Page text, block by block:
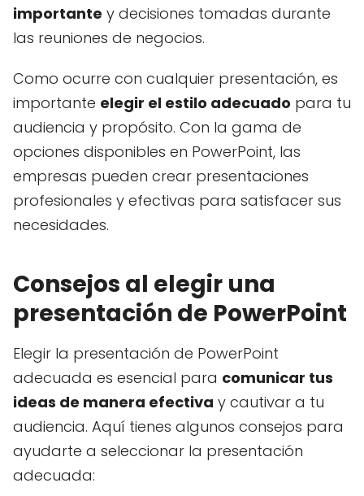
importante y decisiones tomadas durante
las reuniones de negocios.
Como ocurre con cualquier presentación, es
importante elegir el estilo adecuado para tu
audiencia y propósito. Con la gama de
opciones disponibles en PowerPoint, las
empresas pueden crear presentaciones
profesionales y efectivas para satisfacer sus
necesidades.
Consejos al elegir una
presentación de PowerPoint
Elegir la presentación de PowerPoint
adecuada es esencial para comunicar tus
ideas de manera efectiva y cautivar a tu
audiencia. Aquí tienes algunos consejos para
ayudarte a seleccionar la presentación
adecuada: